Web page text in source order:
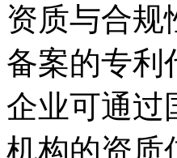
资质与合规
备案的专利
企业可通过
机构的资质